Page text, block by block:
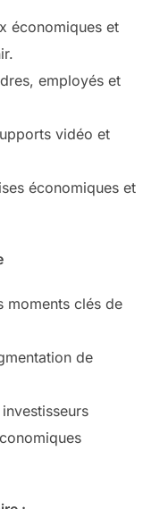
économiques et
employés et
vidéo et
économiques et
moments clés de
de